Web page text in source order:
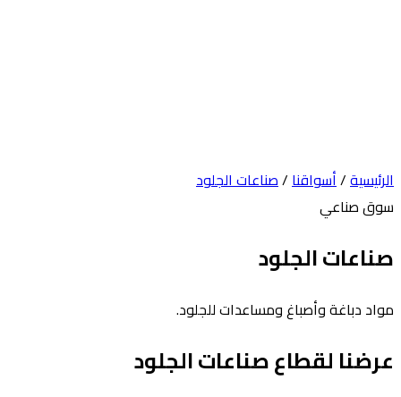
الرئيسية/ أسواقنا/ صناعات الجلود
سوق صناعي
صناعات الجلود
مواد دباغة وأصباغ ومساعدات للجلود.
عرضنا لقطاع صناعات الجلود